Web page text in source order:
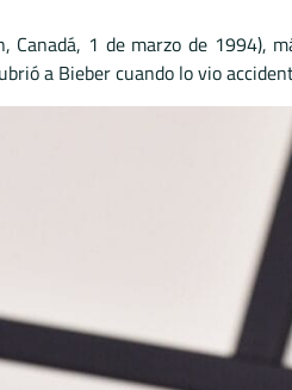
Canadá, 1 de marzo de 1994),
a Bieber cuando lo vio